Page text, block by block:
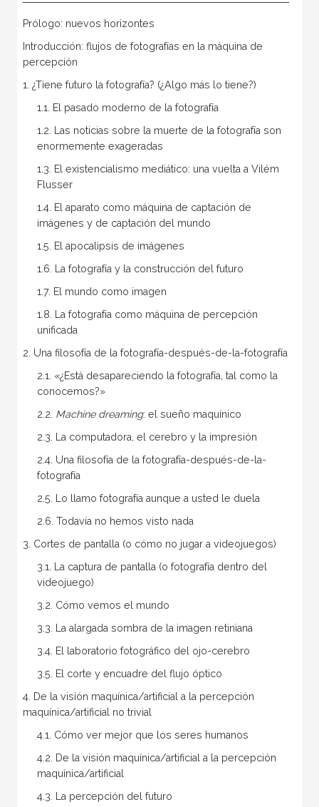
Prólogo: nuevos horizontes
Introducción: flujos de fotografías en la máquina de
percepción
1. ¿Tiene futuro la fotografía? (¿Algo más lo tiene?)
1.1. El pasado moderno de la fotografía
1.2. Las noticias sobre la muerte de la fotografía son
enormemente exageradas
1.3. El existencialismo mediático: una vuelta a Vilém
Flusser
1.4. El aparato como máquina de captación de
imágenes y de captación del mundo
1.5. El apocalipsis de imágenes
1.6. La fotografía y la construcción del futuro
1.7. El mundo como imagen
1.8. La fotografía como máquina de percepción
unificada
2. Una filosofía de la fotografía-después-de-la-fotografía
2.1. «¿Está desapareciendo la fotografía, tal como la
conocemos?»
2.2. Machine dreaming: el sueño maquínico
2.3. La computadora, el cerebro y la impresión
2.4. Una filosofía de la fotografía-después-de-la-
fotografía
2.5. Lo llamo fotografía aunque a usted le duela
2.6. Todavía no hemos visto nada
3. Cortes de pantalla (o cómo no jugar a videojuegos)
3.1. La captura de pantalla (o fotografía dentro del
videojuego)
3.2. Cómo vemos el mundo
3.3. La alargada sombra de la imagen retiniana
3.4. El laboratorio fotográfico del ojo-cerebro
3.5. El corte y encuadre del flujo óptico
4. De la visión maquínica/artificial a la percepción
maquínica/artificial no trivial
4.1. Cómo ver mejor que los seres humanos
4.2. De la visión maquínica/artificial a la percepción
maquínica/artificial
4.3. La percepción del futuro